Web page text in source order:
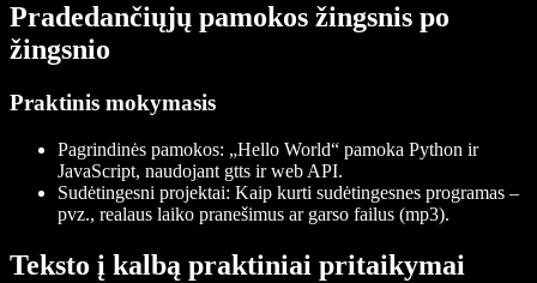
Pradedančiųjų pamokos žingsnis po
žingsnio
Praktinis mokymasis
Pagrindinės pamokos: „Hello World“ pamoka Python ir
JavaScript, naudojant gtts ir web API.
Sudėtingesni projektai: Kaip kurti sudėtingesnes programas –
pvz., realaus laiko pranešimus ar garso failus (mp3).
Teksto į kalbą praktiniai pritaikymai